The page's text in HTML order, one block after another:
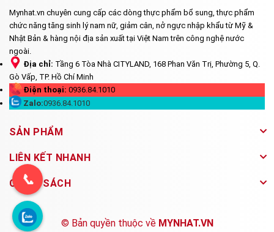
Mynhat.vn chuyên cung cấp các dòng thực phẩm bổ sung, thực phẩm
chức năng tăng sinh lý nam nữ, giảm cân, nở ngực nhập khẩu từ Mỹ &
Nhật Bản & hàng nội địa sản xuất tại Việt Nam trên công nghệ nước
ngoài.
Địa chỉ: Tầng 6 Tòa Nhà CITYLAND, 168 Phan Văn Trị, Phường 5, Q.
Gò Vấp, TP. Hồ Chí Minh
Điện thoại: 0936.84.1010
Zalo:0936.84.1010
SẢN PHẨM
LIÊN KẾT NHANH
CHÍNH SÁCH
© Bản quyền thuộc về MYNHAT.VN
📞